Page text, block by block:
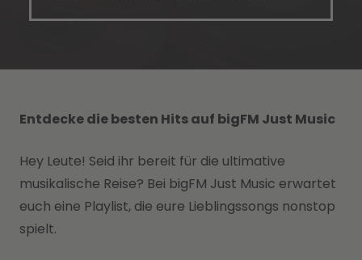
Entdecke die besten Hits auf bigFM Just Music
Hey Leute! Seid ihr bereit für die ultimative
musikalische Reise? Bei bigFM Just Music erwartet
euch eine Playlist, die eure Lieblingssongs nonstop
spielt.